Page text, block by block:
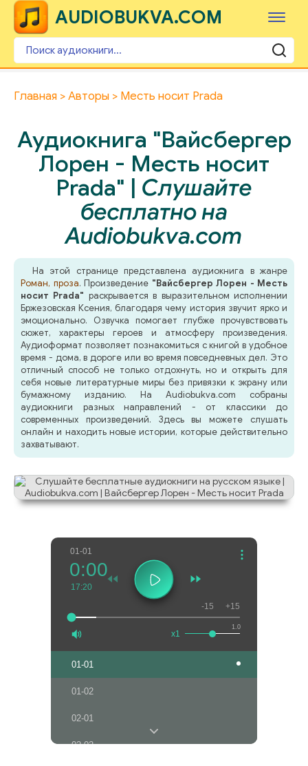
AUDIOBUKVA.COM
Главная Авторы Месть носит Prada
Аудиокнига "Вайсбергер
Лорен - Месть носит
Prada" | Слушайте
бесплатно на
Audiobukva.com
На этой странице представлена аудиокнига в жанре
Роман, проза. Произведение "Вайсбергер Лорен - Месть
носит Prada" раскрывается в выразительном исполнении
Бржезовская Ксения, благодаря чему история звучит ярко и
эмоционально. Озвучка помогает глубже прочувствовать
сюжет, характеры героев и атмосферу произведения.
Аудиоформат позволяет познакомиться с книгой в удобное
время - дома, в дороге или во время повседневных дел. Это
отличный способ не только отдохнуть, но и открыть для
себя новые литературные миры без привязки к экрану или
бумажному изданию. На Audiobukva.com собраны
аудиокниги разных направлений - от классики до
современных произведений. Здесь вы можете слушать
онлайн и находить новые истории, которые действительно
захватывают.
01-01
0:00
17:20
1.0
x1
-15 +15
01-01
01-02
02-01
02-02